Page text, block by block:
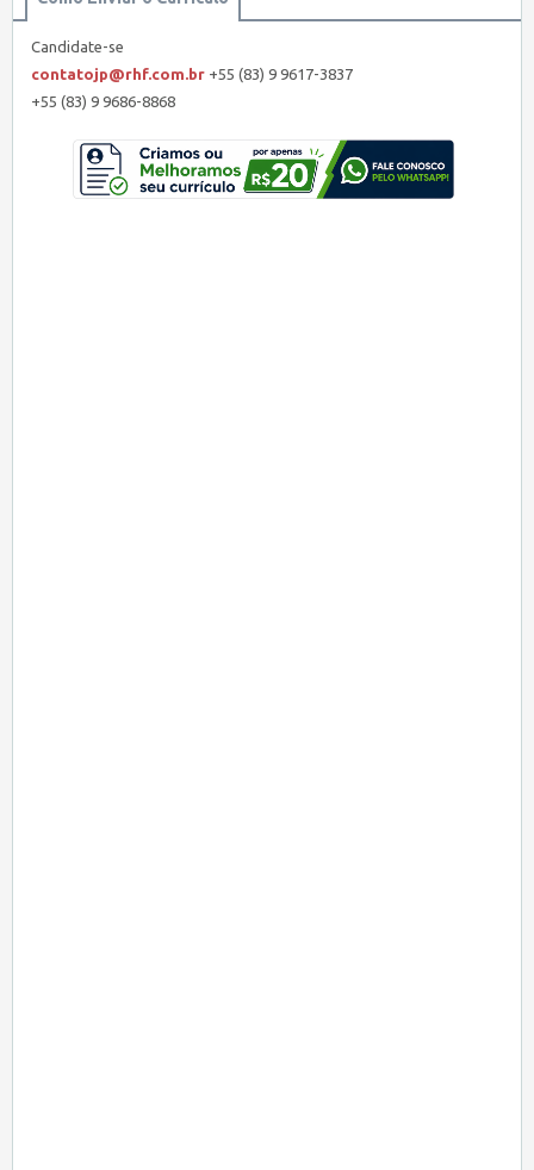
Candidate-se
contatojp@rhf.com.br +55 (83) 9 9617-3837
+55 (83) 9 9686-8868